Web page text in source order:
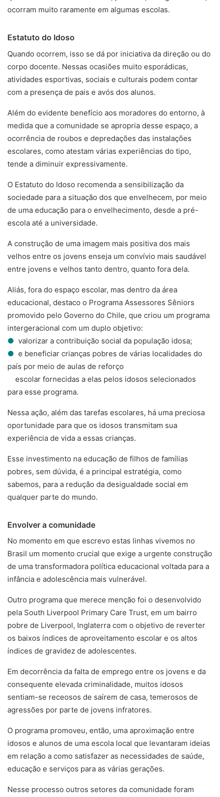
ocorram muito raramente em algumas escolas.
Estatuto do Idoso
Quando ocorrem, isso se dá por iniciativa da direção ou do
corpo docente. Nessas ocasiões muito esporádicas,
atividades esportivas, sociais e culturais podem contar
com a presença de pais e avós dos alunos.
Além do evidente benefício aos moradores do entorno, à
medida que a comunidade se apropria desse espaço, a
ocorrência de roubos e depredações das instalações
escolares, como atestam várias experiências do tipo,
tende a diminuir expressivamente.
O Estatuto do Idoso recomenda a sensibilização da
sociedade para a situação dos que envelhecem, por meio
de uma educação para o envelhecimento, desde a pré-
escola até a universidade.
A construção de uma imagem mais positiva dos mais
velhos entre os jovens enseja um convívio mais saudável
entre jovens e velhos tanto dentro, quanto fora dela.
Aliás, fora do espaço escolar, mas dentro da área
educacional, destaco o Programa Assessores Sêniors
promovido pelo Governo do Chile, que criou um programa
intergeracional com um duplo objetivo:
● valorizar a contribuição social da população idosa;
● e beneficiar crianças pobres de várias localidades do
país por meio de aulas de reforço
escolar fornecidas a elas pelos idosos selecionados
para esse programa.
Nessa ação, além das tarefas escolares, há uma preciosa
oportunidade para que os idosos transmitam sua
experiência de vida a essas crianças.
Esse investimento na educação de filhos de famílias
pobres, sem dúvida, é a principal estratégia, como
sabemos, para a redução da desigualdade social em
qualquer parte do mundo.
Envolver a comunidade
No momento em que escrevo estas linhas vivemos no
Brasil um momento crucial que exige a urgente construção
de uma transformadora política educacional voltada para a
infância e adolescência mais vulnerável.
Outro programa que merece menção foi o desenvolvido
pela South Liverpool Primary Care Trust, em um bairro
pobre de Liverpool, Inglaterra com o objetivo de reverter
os baixos índices de aproveitamento escolar e os altos
índices de gravidez de adolescentes.
Em decorrência da falta de emprego entre os jovens e da
consequente elevada criminalidade, muitos idosos
sentiam-se receosos de saírem de casa, temerosos de
agressões por parte de jovens infratores.
O programa promoveu, então, uma aproximação entre
idosos e alunos de uma escola local que levantaram ideias
em relação a como satisfazer as necessidades de saúde,
educação e serviços para as várias gerações.
Nesse processo outros setores da comunidade foram